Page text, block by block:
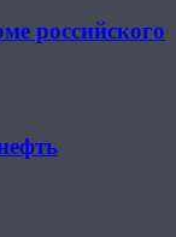
российского